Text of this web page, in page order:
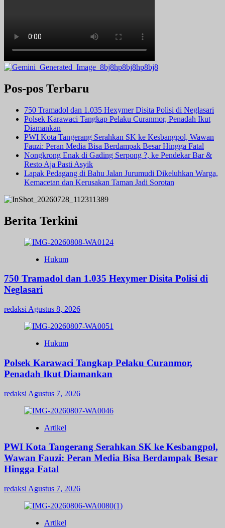
Pos-pos Terbaru
750 Tramadol dan 1.035 Hexymer Disita Polisi di Neglasari
Polsek Karawaci Tangkap Pelaku Curanmor, Penadah Ikut
Diamankan
PWI Kota Tangerang Serahkan SK ke Kesbangpol, Wawan
Fauzi: Peran Media Bisa Berdampak Besar Hingga Fatal
Nongkrong Enak di Gading Serpong ?, ke Pendekar Bar &
Resto Aja Pasti Asyik
Lapak Pedagang di Bahu Jalan Jurumudi Dikeluhkan Warga,
Kemacetan dan Kerusakan Taman Jadi Sorotan
Berita Terkini
Hukum
750 Tramadol dan 1.035 Hexymer Disita Polisi di
Neglasari
redaksi Agustus 8, 2026
Hukum
Polsek Karawaci Tangkap Pelaku Curanmor,
Penadah Ikut Diamankan
redaksi Agustus 7, 2026
Artikel
PWI Kota Tangerang Serahkan SK ke Kesbangpol,
Wawan Fauzi: Peran Media Bisa Berdampak Besar
Hingga Fatal
redaksi Agustus 7, 2026
Artikel